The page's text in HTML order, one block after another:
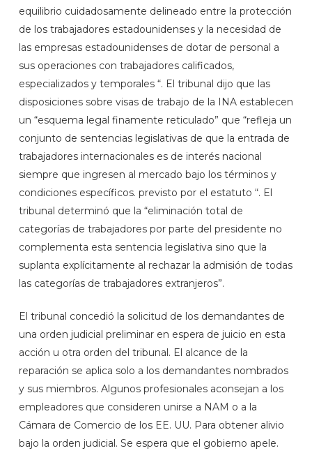
equilibrio cuidadosamente delineado entre la protección
de los trabajadores estadounidenses y la necesidad de
las empresas estadounidenses de dotar de personal a
sus operaciones con trabajadores calificados,
especializados y temporales “. El tribunal dijo que las
disposiciones sobre visas de trabajo de la INA establecen
un “esquema legal finamente reticulado” que “refleja un
conjunto de sentencias legislativas de que la entrada de
trabajadores internacionales es de interés nacional
siempre que ingresen al mercado bajo los términos y
condiciones específicos. previsto por el estatuto “. El
tribunal determinó que la “eliminación total de
categorías de trabajadores por parte del presidente no
complementa esta sentencia legislativa sino que la
suplanta explícitamente al rechazar la admisión de todas
las categorías de trabajadores extranjeros”.
El tribunal concedió la solicitud de los demandantes de
una orden judicial preliminar en espera de juicio en esta
acción u otra orden del tribunal. El alcance de la
reparación se aplica solo a los demandantes nombrados
y sus miembros. Algunos profesionales aconsejan a los
empleadores que consideren unirse a NAM o a la
Cámara de Comercio de los EE. UU. Para obtener alivio
bajo la orden judicial. Se espera que el gobierno apele.